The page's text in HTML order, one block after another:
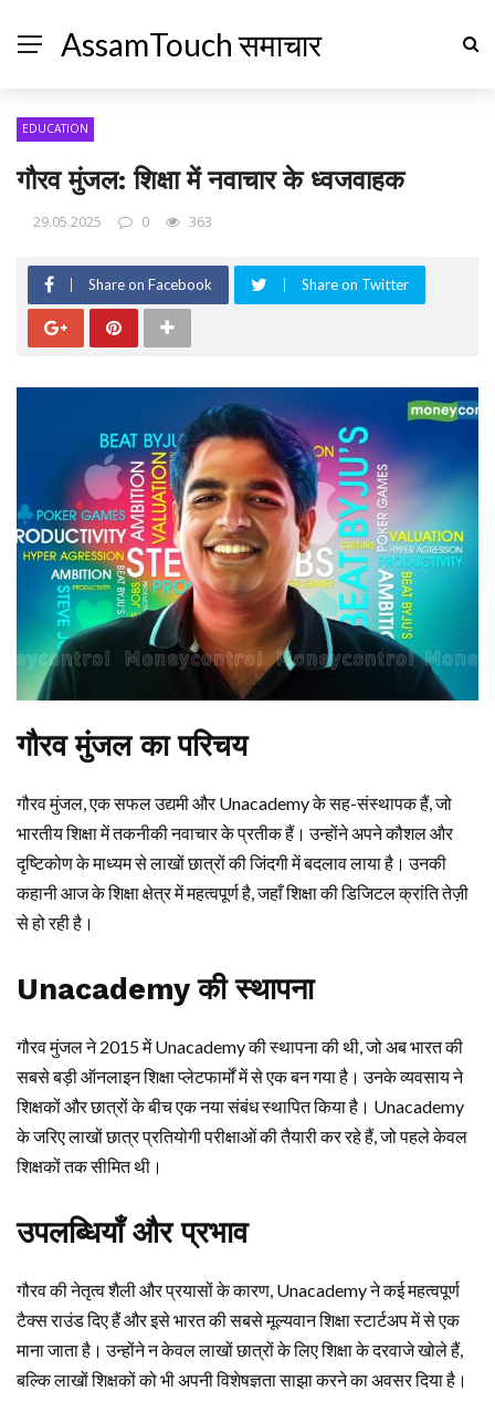
AssamTouch समाचार
EDUCATION
गौरव मुंजल: शिक्षा में नवाचार के ध्वजवाहक
29.05.2025 0 363
Share on Facebook Share on Twitter
गौरव मुंजल का परिचय
गौरव मुंजल, एक सफल उद्यमी और Unacademy के सह-संस्थापक हैं, जो
भारतीय शिक्षा में तकनीकी नवाचार के प्रतीक हैं। उन्होंने अपने कौशल और
दृष्टिकोण के माध्यम से लाखों छात्रों की जिंदगी में बदलाव लाया है। उनकी
कहानी आज के शिक्षा क्षेत्र में महत्वपूर्ण है, जहाँ शिक्षा की डिजिटल क्रांति तेज़ी
से हो रही है।
Unacademy की स्थापना
गौरव मुंजल ने 2015 में Unacademy की स्थापना की थी, जो अब भारत की
सबसे बड़ी ऑनलाइन शिक्षा प्लेटफार्मों में से एक बन गया है। उनके व्यवसाय ने
शिक्षकों और छात्रों के बीच एक नया संबंध स्थापित किया है। Unacademy
के जरिए लाखों छात्र प्रतियोगी परीक्षाओं की तैयारी कर रहे हैं, जो पहले केवल
शिक्षकों तक सीमित थी।
उपलब्धियाँ और प्रभाव
गौरव की नेतृत्व शैली और प्रयासों के कारण, Unacademy ने कई महत्वपूर्ण
टैक्स राउंड दिए हैं और इसे भारत की सबसे मूल्यवान शिक्षा स्टार्टअप में से एक
माना जाता है। उन्होंने न केवल लाखों छात्रों के लिए शिक्षा के दरवाजे खोले हैं,
बल्कि लाखों शिक्षकों को भी अपनी विशेषज्ञता साझा करने का अवसर दिया है।